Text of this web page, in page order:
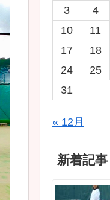
3
4
10
11
17
18
24
25
31
« 12月
新着記事